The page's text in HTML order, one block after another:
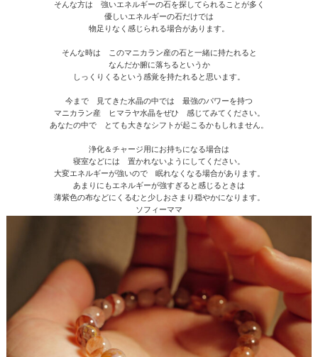
そんな方は 強いエネルギーの石を探してられることが多く
優しいエネルギーの石だけでは
物足りなく感じられる場合があります。
そんな時は このマニカラン産の石と一緒に持たれると
なんだか腑に落ちるというか
しっくりくるという感覚を持たれると思います。
今まで 見てきた水晶の中では 最強のパワーを持つ
マニカラン産 ヒマラヤ水晶をぜひ 感じてみてください。
あなたの中で とても大きなシフトが起こるかもしれません。
浄化＆チャージ用にお持ちになる場合は
寝室などには 置かれないようにしてください。
大変エネルギーが強いので 眠れなくなる場合があります。
あまりにもエネルギーが強すぎると感じるときは
薄紫色の布などにくるむと少しおさまり穏やかになります。
ソフィーママ